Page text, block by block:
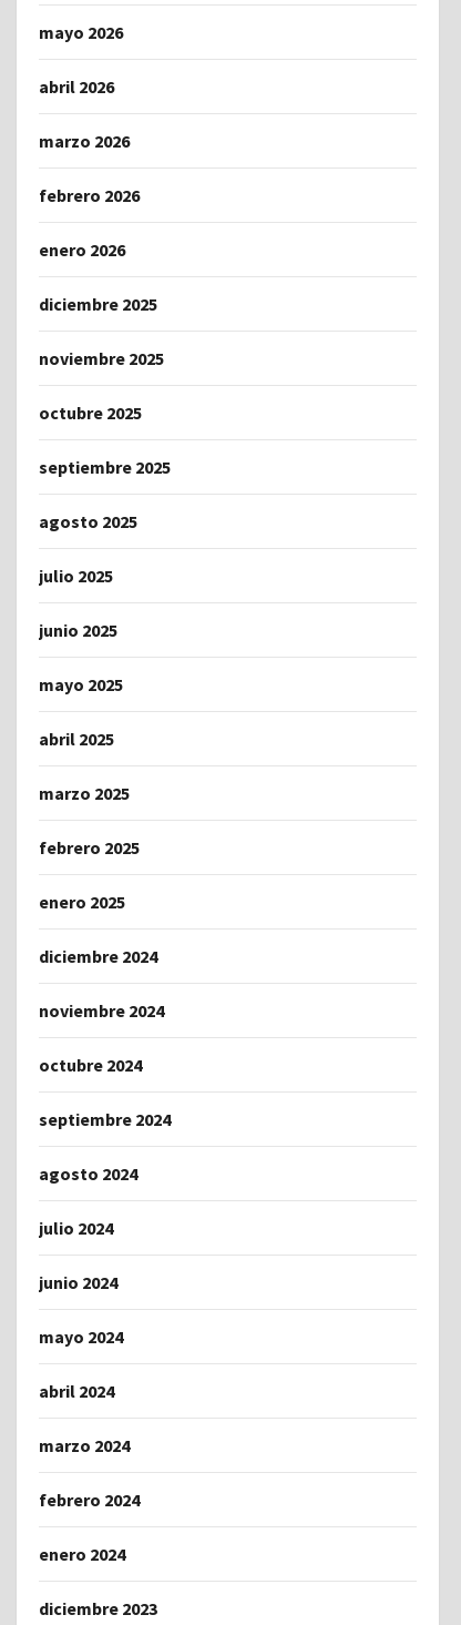
mayo 2026
abril 2026
marzo 2026
febrero 2026
enero 2026
diciembre 2025
noviembre 2025
octubre 2025
septiembre 2025
agosto 2025
julio 2025
junio 2025
mayo 2025
abril 2025
marzo 2025
febrero 2025
enero 2025
diciembre 2024
noviembre 2024
octubre 2024
septiembre 2024
agosto 2024
julio 2024
junio 2024
mayo 2024
abril 2024
marzo 2024
febrero 2024
enero 2024
diciembre 2023